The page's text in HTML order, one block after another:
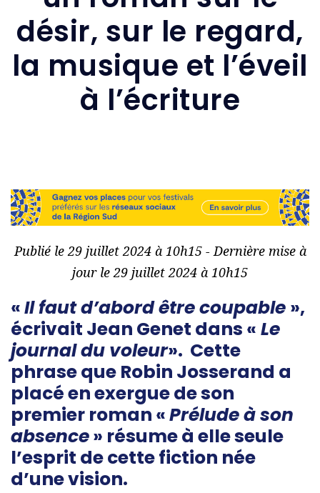
désir, sur le regard,
la musique et l’éveil
à l’écriture
Publié le 29 juillet 2024 à 10h15 - Dernière mise à
jour le 29 juillet 2024 à 10h15
«Il faut d’abord être coupable »,
écrivait Jean Genet dans « Le
journal du voleur». Cette
phrase que Robin Josserand a
placé en exergue de son
premier roman «Prélude à son
absence» résume à elle seule
l’esprit de cette fiction née
d’une vision.